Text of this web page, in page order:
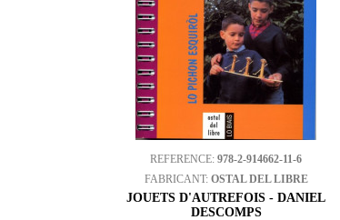
REFERENCE:978-2-914662-11-6
FABRICANT: OSTAL DEL LIBRE
JOUETS D'AUTREFOIS - DANIEL
DESCOMPS